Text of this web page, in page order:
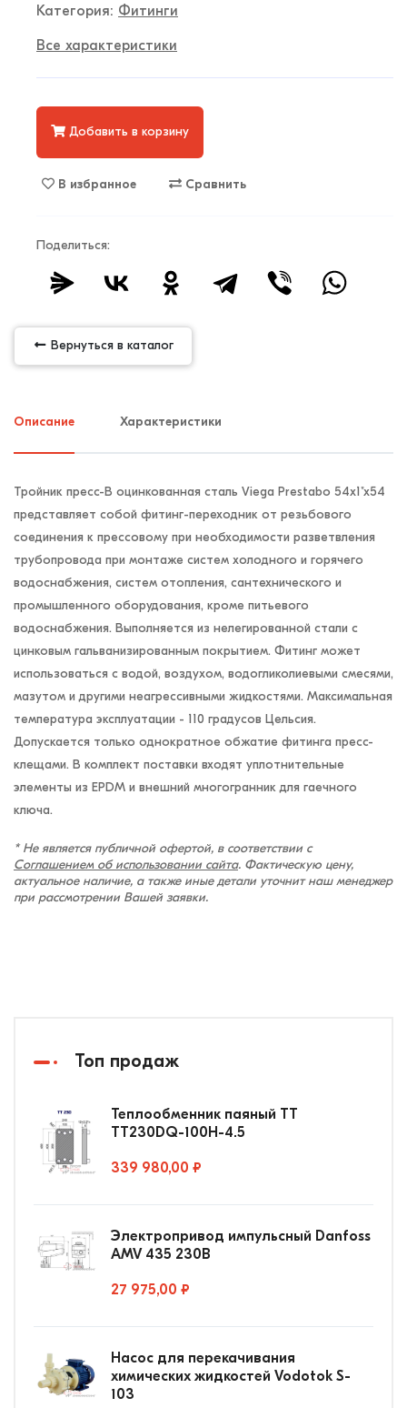
Категория: Фитинги
Все характеристики
Добавить в корзину
В избранное Сравнить
Поделиться:
Вернуться в каталог
Описание Характеристики
Тройник пресс-B оцинкованная сталь Viega Prestabo 54х1"х54
представляет собой фитинг-переходник от резьбового
соединения к прессовому при необходимости разветвления
трубопровода при монтаже систем холодного и горячего
водоснабжения, систем отопления, сантехнического и
промышленного оборудования, кроме питьевого
водоснабжения. Выполняется из нелегированной стали с
цинковым гальванизированным покрытием. Фитинг может
использоваться с водой, воздухом, водогликолиевыми смесями,
мазутом и другими неагрессивными жидкостями. Максимальная
температура эксплуатации - 110 градусов Цельсия.
Допускается только однократное обжатие фитинга пресс-
клещами. В комплект поставки входят уплотнительные
элементы из EPDM и внешний многогранник для гаечного
ключа.
* Не является публичной офертой, в соответствии с
Соглашением об использовании сайта. Фактическую цену,
актуальное наличие, а также иные детали уточнит наш менеджер
при рассмотрении Вашей заявки.
Топ продаж
Теплообменник паяный ТТ
ТТ230DQ-100Н-4.5
339 980,00 ₽
Электропривод импульсный Danfoss
AMV 435 230В
27 975,00 ₽
Насос для перекачивания
химических жидкостей Vodotok S-
103